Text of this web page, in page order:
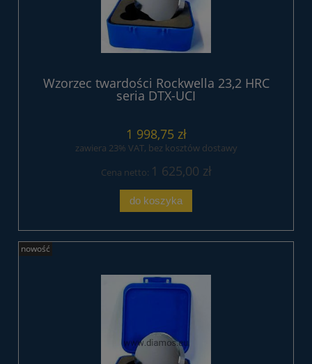
Wzorzec twardości Rockwella 23,2 HRC
seria DTX-UCI
1 998,75 zł
zawiera 23% VAT, bez kosztów dostawy
Cena netto: 1 625,00 zł
do koszyka
nowość